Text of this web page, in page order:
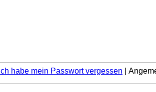
habe mein Passwort vergessen